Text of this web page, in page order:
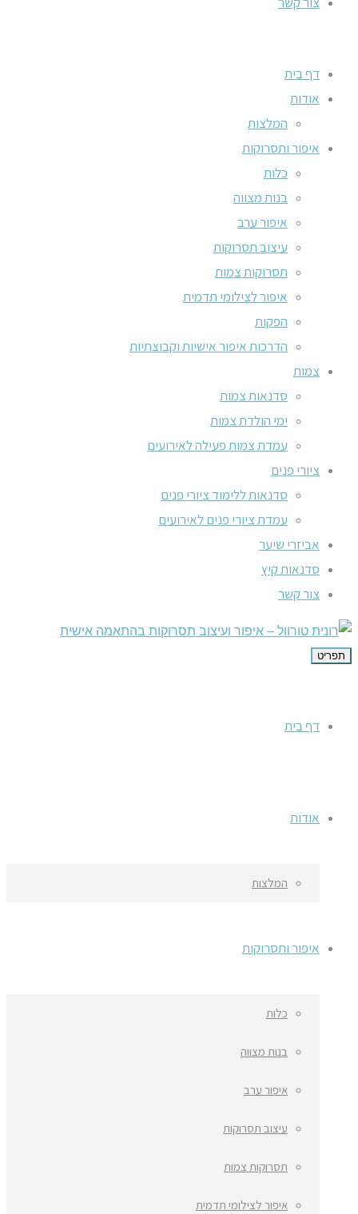
דף בית
אודות
המלצות
איפור ותסרוקות
כלות
בנות מצווה
איפור ערב
עיצוב תסרוקות
תסרוקות צמות
איפור לצילומי תדמית
הפקות
הדרכות איפור אישיות וקבוצתיות
צמות
סדנאות צמות
ימי הולדת צמות
עמדת צמות פעילה לאירועים
ציורי פנים
סדנאות ללימוד ציורי פנים
עמדת ציורי פנים לאירועים
אביזרי שיער
סדנאות קיץ
צור קשר
תפריט
דף בית
אודות
המלצות
איפור ותסרוקות
כלות
בנות מצווה
איפור ערב
עיצוב תסרוקות
תסרוקות צמות
איפור לצילומי תדמית